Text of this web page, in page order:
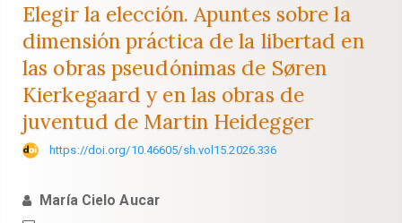
Contenido
principal
Barra
lateral
Elegir la elección. Apuntes sobre la
dimensión práctica de la libertad en
las obras pseudónimas de Søren
Kierkegaard y en las obras de
juventud de Martin Heidegger
https://doi.org/10.46605/sh.vol15.2026.336
María Cielo Aucar